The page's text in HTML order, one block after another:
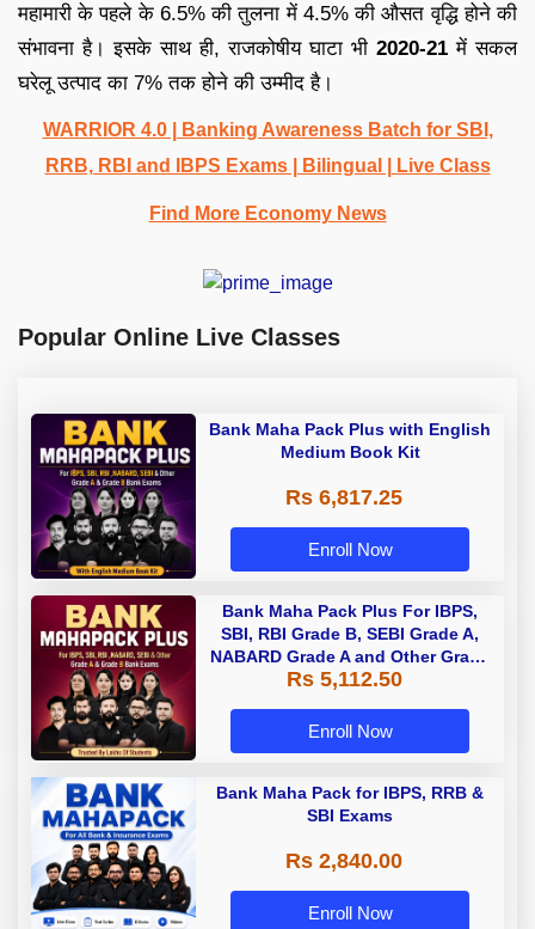
महामारी के पहले के 6.5% की तुलना में 4.5% की औसत वृद्धि होने की
संभावना है। इसके साथ ही, राजकोषीय घाटा भी 2020-21 में सकल
घरेलू उत्पाद का 7% तक होने की उम्मीद है।
WARRIOR 4.0 | Banking Awareness Batch for SBI,
RRB, RBI and IBPS Exams | Bilingual | Live Class
Find More Economy News
Popular Online Live Classes
Bank Maha Pack Plus with English
Medium Book Kit
Rs 6,817.25
Enroll Now
Bank Maha Pack Plus For IBPS,
SBI, RBI Grade B, SEBI Grade A,
NABARD Grade A and Other Grade
A & Grade B Bank Exams
Rs 5,112.50
Enroll Now
Bank Maha Pack for IBPS, RRB &
SBI Exams
Rs 2,840.00
Enroll Now